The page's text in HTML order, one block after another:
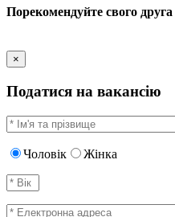
Порекомендуйте свого
×
Податися на вакансію
Чоловік Жінка